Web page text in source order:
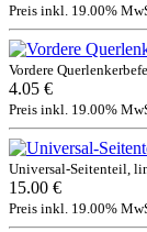
Preis inkl. 19.00%
Vordere
4.05 €
Preis inkl. 19.00%
Universal-Seitenteil,
15.00 €
Preis inkl. 19.00%